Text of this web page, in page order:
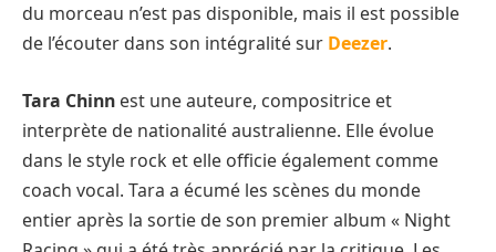
du morceau n’est pas disponible, mais il est possible
de l’écouter dans son intégralité sur Deezer.
Tara Chinn est une auteure, compositrice et
interprète de nationalité australienne. Elle évolue
dans le style rock et elle officie également comme
coach vocal. Tara a écumé les scènes du monde
entier après la sortie de son premier album « Night